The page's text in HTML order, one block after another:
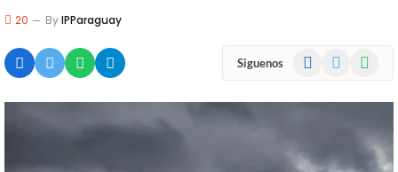
20 ByIPParaguay
Siguenos Facebook